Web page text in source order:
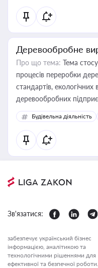
Деревообробне
Про що тема: Тема
процесів переробки
стандартів, екологічних
деревообробних
Будівельна діяльність
Зв'язатися:
забезпечує український бізнес
інформацією, аналітикою та
технологічними рішеннями для
ефективної та безпечної роботи.